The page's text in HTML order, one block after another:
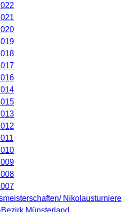
Nikolausturniere
Münsterland